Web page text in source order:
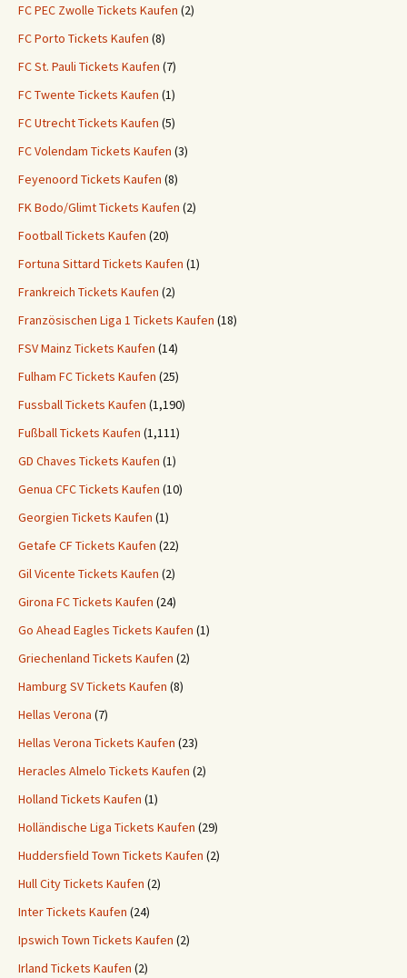
FC PEC Zwolle Tickets Kaufen (2)
FC Porto Tickets Kaufen (8)
FC St. Pauli Tickets Kaufen (7)
FC Twente Tickets Kaufen (1)
FC Utrecht Tickets Kaufen (5)
FC Volendam Tickets Kaufen (3)
Feyenoord Tickets Kaufen (8)
FK Bodo/Glimt Tickets Kaufen (2)
Football Tickets Kaufen (20)
Fortuna Sittard Tickets Kaufen (1)
Frankreich Tickets Kaufen (2)
Französischen Liga 1 Tickets Kaufen (18)
FSV Mainz Tickets Kaufen (14)
Fulham FC Tickets Kaufen (25)
Fussball Tickets Kaufen (1,190)
Fußball Tickets Kaufen (1,111)
GD Chaves Tickets Kaufen (1)
Genua CFC Tickets Kaufen (10)
Georgien Tickets Kaufen (1)
Getafe CF Tickets Kaufen (22)
Gil Vicente Tickets Kaufen (2)
Girona FC Tickets Kaufen (24)
Go Ahead Eagles Tickets Kaufen (1)
Griechenland Tickets Kaufen (2)
Hamburg SV Tickets Kaufen (8)
Hellas Verona (7)
Hellas Verona Tickets Kaufen (23)
Heracles Almelo Tickets Kaufen (2)
Holland Tickets Kaufen (1)
Holländische Liga Tickets Kaufen (29)
Huddersfield Town Tickets Kaufen (2)
Hull City Tickets Kaufen (2)
Inter Tickets Kaufen (24)
Ipswich Town Tickets Kaufen (2)
Irland Tickets Kaufen (2)